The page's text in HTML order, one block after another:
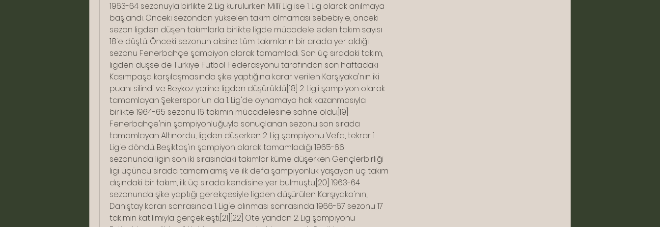
1963-64 sezonuyla birlikte 2. Lig kurulurken Millî Lig ise 1. Lig olarak anılmaya
başlandı. Önceki sezondan yükselen takım olmaması sebebiyle, önceki
sezon ligden düşen takımlarla birlikte ligde mücadele eden takım sayısı
18'e düştü. Önceki sezonun aksine tüm takımların bir arada yer aldığı
sezonu Fenerbahçe şampiyon olarak tamamladı. Son üç sıradaki takım,
ligden düşse de Türkiye Futbol Federasyonu tarafından son haftadaki
Kasımpaşa karşılaşmasında şike yaptığına karar verilen Karşıyaka'nın iki
puanı silindi ve Beykoz yerine ligden düşürüldü.[18] 2. Lig'i şampiyon olarak
tamamlayan Şekerspor'un da 1. Lig'de oynamaya hak kazanmasıyla
birlikte 1964-65 sezonu 16 takımın mücadelesine sahne oldu.[19]
Fenerbahçe'nin şampiyonluğuyla sonuçlanan sezonu son sırada
tamamlayan Altınordu, ligden düşerken 2. Lig şampiyonu Vefa, tekrar 1.
Lig'e döndü. Beşiktaş'ın şampiyon olarak tamamladığı 1965-66
sezonunda ligin son iki sırasındaki takımlar küme düşerken Gençlerbirliği
ligi üçüncü sırada tamamlamış ve ilk defa şampiyonluk yaşayan üç takım
dışındaki bir takım, ilk üç sırada kendisine yer bulmuştu.[20] 1963-64
sezonunda şike yaptığı gerekçesiyle ligden düşürülen Karşıyaka'nın,
Danıştay kararı sonrasında 1. Lig'e alınması sonrasında 1966-67 sezonu 17
takımın katılımıyla gerçekleşti.[21][22] Öte yandan 2. Lig şampiyonu